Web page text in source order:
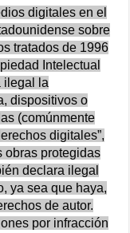
digitales en el
sobre
tratados de 1996
Intelectual
ilegal la
dispositivos o
(comúnmente
digitales”,
obras protegidas
declara ilegal
ya sea que haya,
de autor.
por infracción